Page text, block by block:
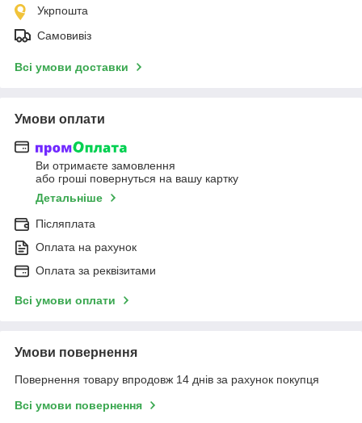
Укрпошта
Самовивіз
Всі умови доставки
Умови оплати
Ви отримаєте замовлення
або гроші повернуться на вашу картку
Детальніше
Післяплата
Оплата на рахунок
Оплата за реквізитами
Всі умови оплати
Умови повернення
Повернення товару впродовж 14 днів за рахунок покупця
Всі умови повернення